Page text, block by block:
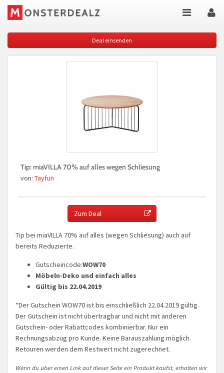
Deal einsenden
Tip: miaVILLA 70% auf alles wegen Schliesung
von: Tayfun
Zum Deal
Tip bei miaVILLA 70% auf alles (wegen Schliesung) auch auf
bereits Reduzierte.
Gutscheincode:WOW70
Möbeln-Deko und einfach alles
Gültig bis 22.04.2019
*Der Gutschein WOW70 ist bis einschließlich 22.04.2019 gültig.
Der Gutschein ist nicht übertragbar und nicht mit anderen
Gutschein- oder Rabattcodes kombinierbar. Nur ein
Rechnungsabzug pro Kunde. Keine Barauszahlung möglich.
Retouren werden dem Restwert nicht zugerechnet.
Wenn du über einen Link auf dieser Seite ein Produkt kaufst, erhalten wir